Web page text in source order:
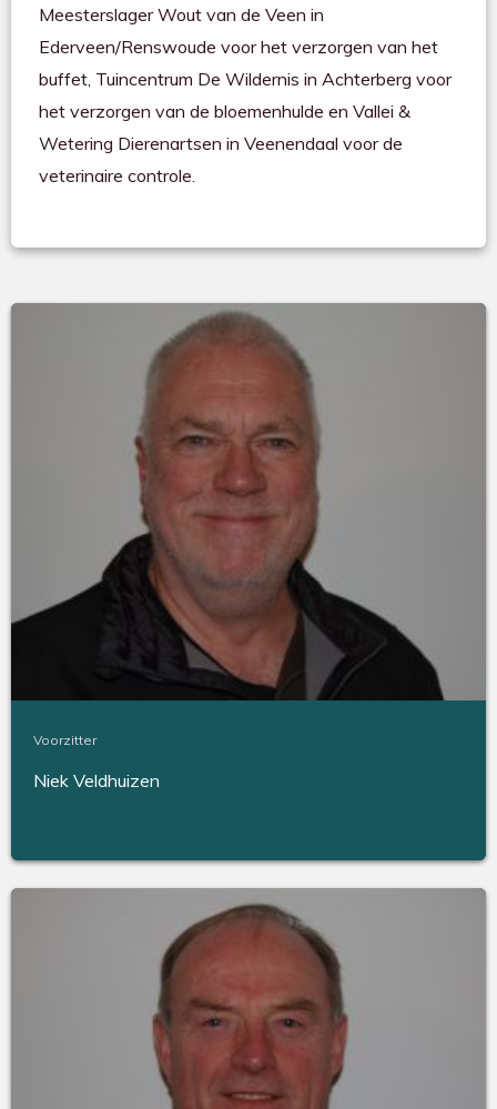
Meesterslager Wout van de Veen in
Ederveen/Renswoude voor het verzorgen van het
buffet, Tuincentrum De Wildernis in Achterberg voor
het verzorgen van de bloemenhulde en Vallei &
Wetering Dierenartsen in Veenendaal voor de
veterinaire controle.
Voorzitter
Niek Veldhuizen